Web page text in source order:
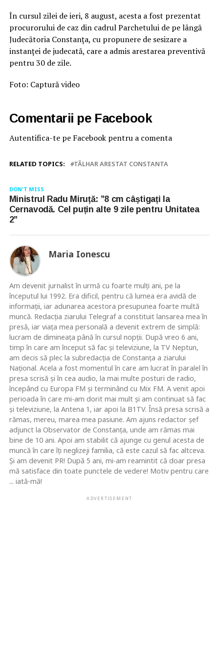
În cursul zilei de ieri, 8 august, acesta a fost prezentat
procurorului de caz din cadrul Parchetului de pe lângă
Judecătoria Constanța, cu propunere de sesizare a
instanței de judecată, care a admis arestarea preventivă
pentru 30 de zile.
Foto: Captură video
Comentarii pe Facebook
Autentifica-te pe Facebook pentru a comenta
RELATED TOPICS: TÂLHAR ARESTAT CONSTANTA
DON'T MISS
Ministrul Radu Miruță: ”8 cm câștigați la
Cernavodă. Cel puțin alte 9 zile pentru Unitatea
2”
Maria Ionescu
Am devenit jurnalist în urmă cu foarte mulţi ani, pe la
începutul lui 1992. Era dificil, pentru că lumea era avidă de
informaţii, iar adunarea acestora presupunea foarte multă
muncă. Redacţia ziarului Telegraf a constituit lansarea mea în
presă, iar viaţa mea personală a devenit extrem de simplă:
lucram de dimineaţa până în cursul nopţii. După vreo 6 ani,
timp în care am început să fac şi televiziune, la TV Neptun,
am decis să plec la subredacţia de Constanţa a ziarului
Naţional. Acela a fost momentul în care am lucrat în paralel în
presa scrisă şi în cea audio, la mai multe posturi de radio,
începând cu Europa FM şi terminând cu Mix FM. A venit apoi
perioada în care mi-am dorit mai mult şi am continuat să fac
şi televiziune, la Antena 1, iar apoi la B1TV. Însă presa scrisă a
rămas, mereu, marea mea pasiune. Am ajuns redactor şef
adjunct la Observator de Constanţa, unde am rămas mai
bine de 10 ani. Apoi am stabilit că ajunge cu genul acesta de
muncă în care îţi neglizeji familia, că este cazul să fac altceva.
Şi am devenit PR! După 5 ani, mi-am reamintit că doar presa
mă satisface din toate punctele de vedere! Motiv pentru care
... iată-mă!
ADVERTISEMENT